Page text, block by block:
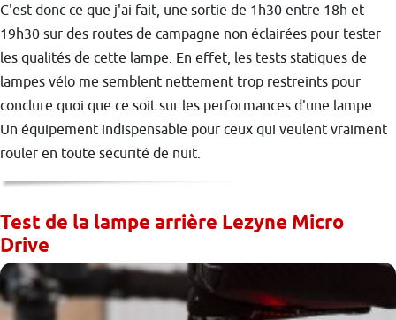
C'est donc ce que j'ai fait, une sortie de 1h30 entre 18h et
19h30 sur des routes de campagne non éclairées pour tester
les qualités de cette lampe. En effet, les tests statiques de
lampes vélo me semblent nettement trop restreints pour
conclure quoi que ce soit sur les performances d'une lampe.
Un équipement indispensable pour ceux qui veulent vraiment
rouler en toute sécurité de nuit.
Test de la lampe arrière Lezyne Micro
Drive